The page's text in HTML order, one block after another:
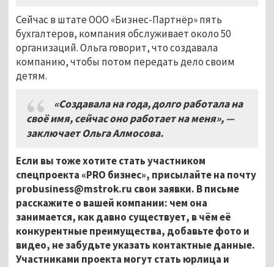
Сейчас в штате ООО «Бизнес-Партнёр» пять
бухгалтеров, компания обслуживает около 50
организаций. Ольга говорит, что создавала
компанию, чтобы потом передать дело своим
детям.
«Создавала на года, долго работала на
своё имя, сейчас оно работает на меня», —
заключает Ольга Алмосова.
Если вы тоже хотите стать участником
спецпроекта «PRO бизнес», присылайте на почту
probusiness@mstrok.ru свои заявки. В письме
расскажите о вашей компании: чем она
занимается, как давно существует, в чём её
конкурентные преимущества, добавьте фото и
видео, не забудьте указать контактные данные.
Участниками проекта могут стать юрлица и